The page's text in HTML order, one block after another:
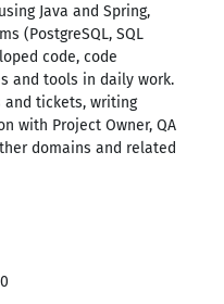
Java and Spring,
(PostgreSQL, SQL
code, code
and tools in daily work.
and tickets, writing
with Project Owner, QA
domains and related